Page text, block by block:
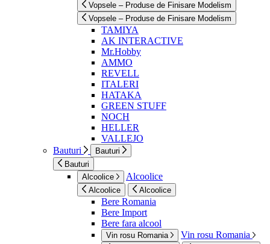
Vopsele – Produse de Finisare Modelism
Vopsele – Produse de Finisare Modelism
TAMIYA
AK INTERACTIVE
Mr.Hobby
AMMO
REVELL
ITALERI
HATAKA
GREEN STUFF
NOCH
HELLER
VALLEJO
Bauturi
Bauturi
Bauturi
Alcoolice
Alcoolice
Alcoolice Alcoolice
Bere Romania
Bere Import
Bere fara alcool
Vin rosu Romania Vin rosu Romania